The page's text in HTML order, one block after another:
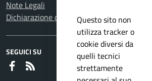
Note Legali
Dichiarazione di accessibilità
SEGUICI SU
Faceboook
Questo sito non
utilizza tracker o
cookie diversi da
quelli tecnici
strettamente